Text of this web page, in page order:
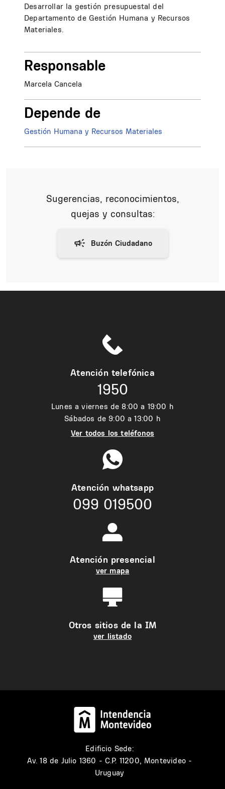
Desarrollar la gestión presupuestal del
Departamento de Gestión Humana y Recursos
Materiales.
Responsable
Marcela Cancela
Depende de
Gestión Humana y Recursos Materiales
Sugerencias, reconocimientos,
quejas y consultas:
Atención telefónica
1950
Lunes a viernes de 8:00 a 19:00 h
Sábados de 9:00 a 13:00 h
Ver todos los teléfonos
Atención whatsapp
099 019500
Atención presencial
ver mapa
Otros sitios de la IM
ver listado
Edificio Sede:
Av. 18 de Julio 1360 - C.P. 11200, Montevideo -
Uruguay